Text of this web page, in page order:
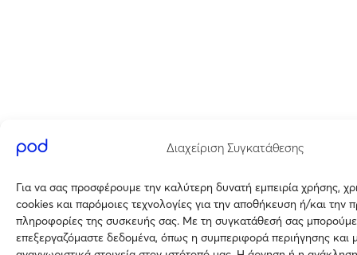
Διαχείριση Συγκατάθεσης
Για να σας προσφέρουμε την καλύτερη δυνατή εμπειρία χρήσης,
cookies και παρόμοιες τεχνολογίες για την αποθήκευση ή/και την
πληροφορίες της συσκευής σας. Με τη συγκατάθεσή σας
επεξεργαζόμαστε δεδομένα, όπως η συμπεριφορά περιήγησης και